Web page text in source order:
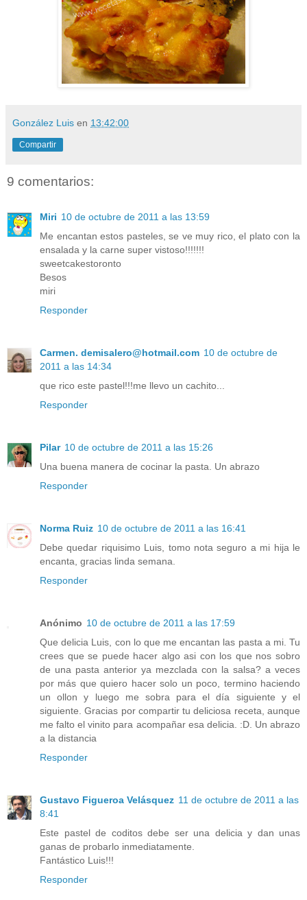
González Luis en 13:42:00
Compartir
9 comentarios:
Miri 10 de octubre de 2011 a las 13:59
Me encantan estos pasteles, se ve muy rico, el plato con la
ensalada y la carne super vistoso!!!!!!!
sweetcakestoronto
Besos
miri
Responder
Carmen. demisalero@hotmail.com 10 de octubre de
2011 a las 14:34
que rico este pastel!!!me llevo un cachito...
Responder
Pilar 10 de octubre de 2011 a las 15:26
Una buena manera de cocinar la pasta. Un abrazo
Responder
Norma Ruiz 10 de octubre de 2011 a las 16:41
Debe quedar riquisimo Luis, tomo nota seguro a mi hija le
encanta, gracias linda semana.
Responder
Anónimo 10 de octubre de 2011 a las 17:59
Que delicia Luis, con lo que me encantan las pasta a mi. Tu
crees que se puede hacer algo asi con los que nos sobro
de una pasta anterior ya mezclada con la salsa? a veces
por más que quiero hacer solo un poco, termino haciendo
un ollon y luego me sobra para el día siguiente y el
siguiente. Gracias por compartir tu deliciosa receta, aunque
me falto el vinito para acompañar esa delicia. :D. Un abrazo
a la distancia
Responder
Gustavo Figueroa Velásquez 11 de octubre de 2011 a las
8:41
Este pastel de coditos debe ser una delicia y dan unas
ganas de probarlo inmediatamente.
Fantástico Luis!!!
Responder